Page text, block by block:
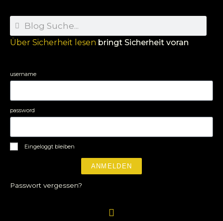
Über Sicherheit lesen bringt Sicherheit voran
username
password
Eingeloggt bleiben
ANMELDEN
Passwort vergessen?